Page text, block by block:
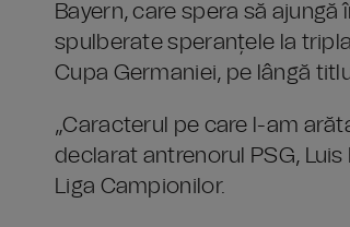
Bayern, care spera să
spulberate speranțele la
Cupa Germaniei, pe lângă
„Caracterul pe care l-am
declarat antrenorul PSG,
Liga Campionilor.